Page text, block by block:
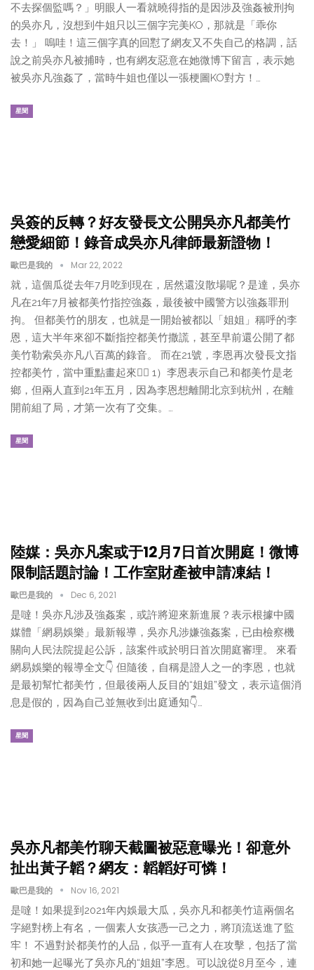
不去探個監嗎？」明眼人一看就曉得指的是因涉及強姦被刑拘
的吳亦凡，沒想到牛姐只以三個字完美KO，那就是「乖你
去！」 嗚哇！這三個字真的回懟了網友又不失自己的格調，話
說之前吳亦凡被捕時，也有網友惡意在她微博下留言，表示她
被吳亦凡強姦了，當時牛姐也僅以一張梗圖KO對方！…
星聞
吳簽的反轉？好友發長文公開吳亦凡都美竹
戀愛細節！錄音成吳亦凡律師最新證物！
歐巴是我的 Mar 22, 2022
就，這個瓜從去年7月吃到現在，居然還沒散場呢？是達，吳亦
凡在21年7月被都美竹指控強姦，最後被中國警方以強姦罪刑
拘。 但都美竹的朋友，也就是一開始被都以「姐姐」稱呼的李
恩，這大半年來卻不斷指控都美竹撒謊，甚至早前還公開了都
美竹勒索吳亦凡八百萬的錄音。 而在21號，李恩再次發長文指
控都美竹，當中重點畫起來👇🏻 1）李恩表示自己和都美竹是老
鄉，但兩人直到21年五月，因為李恩想離開北京到杭州，在離
開前組了局，才第一次有了交集。…
星聞
陸媒：吳亦凡案或于12月7日首次開庭！微博
限制話題討論！工作室財產被申請凍結！
歐巴是我的 Dec 6, 2021
是噠！吳亦凡涉及強姦案，或許將迎來新進展？表示根據中國
媒體「網易娛樂」最新報導，吳亦凡涉嫌強姦案，已由檢察機
關向人民法院提起公訴，該案件或於明日首次開庭審理。 來看
網易娛樂的報導全文👇 但隨後，自稱是證人之一的李恩，也就
是最初幫忙都美竹，但最後兩人反目的“姐姐”發文，表示這個消
息是假的，因為自己並無收到出庭通知👇…
星聞
吳亦凡都美竹聊天截圖被惡意曝光！卻意外
扯出黃子韜？網友：韜韜好可憐！
歐巴是我的 Nov 16, 2021
是噠！如果提到2021年內娛最大瓜，吳亦凡和都美竹這兩個名
字絕對榜上有名，一個素人女孩憑一己之力，將頂流送進了監
牢！ 不過對於都美竹的人品，似乎一直有人在攻擊，包括了當
初和她一起曝光了吳亦凡的“姐姐”李恩。可以說從8月至今，連